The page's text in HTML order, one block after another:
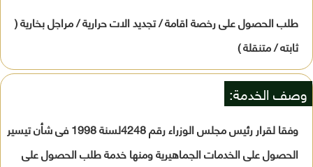
طلب الحصول على رخصة اقامة / تجديد الات حرارية / مراجل بخارية (
ثابته / متنقلة )
وصف الخدمة:
وفقا لقرار رئيس مجلس الوزراء رقم 4248لسنة 1998 فى شأن تيسير
الحصول على الخدمات الجماهيرية ومنها خدمة طلب الحصول على